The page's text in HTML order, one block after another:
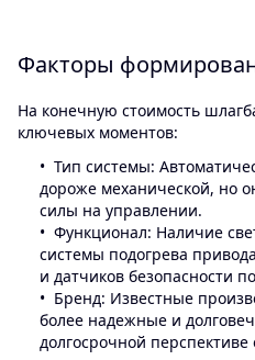
Факторы
На конечную стоимость
ключевых моментов:
Тип системы:
дороже механической, но
силы на управлении.
Функционал: Наличие
системы подогрева
и датчиков безопасности
Бренд: Известные
более надежные и
долгосрочной